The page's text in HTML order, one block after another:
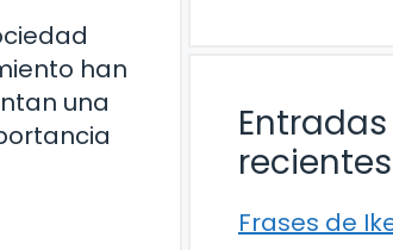
han
una
Entradas
recientes
Frases de